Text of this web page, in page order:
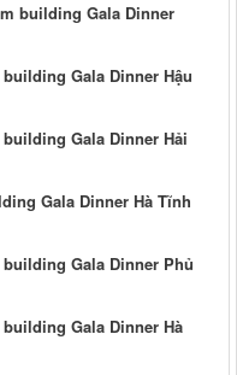
building Gala Dinner
Gala Dinner Hậu
Gala Dinner Hải
Gala Dinner Hà Tĩnh
Gala Dinner Phủ
Gala Dinner Hà